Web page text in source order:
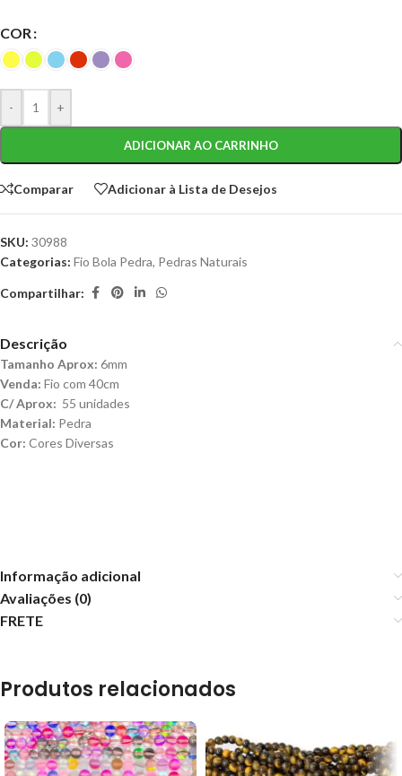
COR
- +
ADICIONAR AO CARRINHO
Comparar Adicionar à Lista de Desejos
SKU: 30988
Categorias: Fio Bola Pedra, Pedras Naturais
Compartilhar:
Descrição
Tamanho Aprox: 6mm
Venda: Fio com 40cm
C/ Aprox: 55 unidades
Material: Pedra
Cor: Cores Diversas
Informação adicional
Avaliações (0)
FRETE
Produtos relacionados